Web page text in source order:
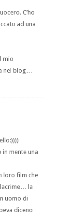
C’ho
ad una
mio
nel blog…
in mente una
loro film che
la
uomo di
diceno